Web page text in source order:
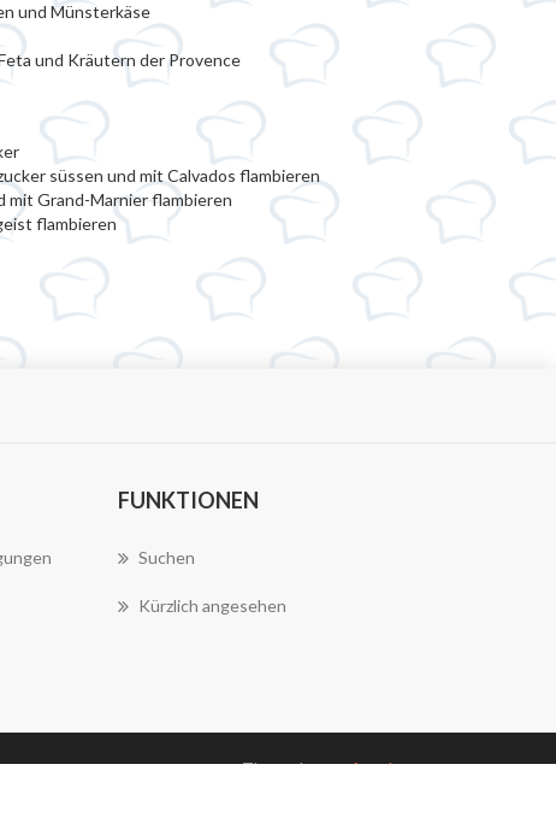
und Münsterkäse
und Kräutern der Provence
süssen und mit Calvados flambieren
mit Grand-Marnier flambieren
flambieren
FUNKTIONEN
Suchen
Kürzlich angesehen
Theme bynopAccelerate